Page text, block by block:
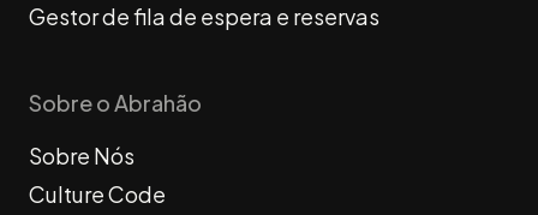
Gestor de fila de espera e reservas
Sobre o Abrahão
Sobre Nós
Culture Code